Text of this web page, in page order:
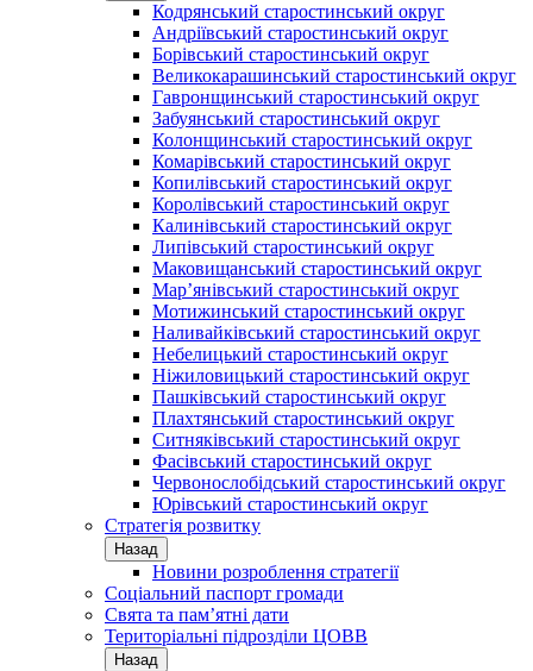
Кодрянський старостинський округ
Андріївський старостинський округ
Борівський старостинський округ
Великокарашинський старостинський округ
Гавронщинський старостинський округ
Забуянський старостинський округ
Колонщинський старостинський округ
Комарівський старостинський округ
Копилівський старостинський округ
Королівський старостинський округ
Калинівський старостинський округ
Липівський старостинський округ
Маковищанський старостинський округ
Мар’янівський старостинський округ
Мотижинський старостинський округ
Наливайківський старостинський округ
Небелицький старостинський округ
Ніжиловицький старостинський округ
Пашківський старостинський округ
Плахтянський старостинський округ
Ситняківський старостинський округ
Фасівський старостинський округ
Червонослобідський старостинський округ
Юрівський старостинський округ
Стратегія розвитку
Назад
Новини розроблення стратегії
Соціальний паспорт громади
Свята та пам’ятні дати
Територіальні підрозділи ЦОВВ
Назад